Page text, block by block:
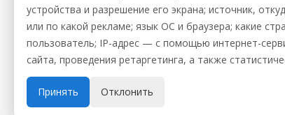
устройства и разрешение его экрана; источник,
или по какой рекламе; язык ОС и браузера; какие
пользователь; IP-адрес — с помощью интернет-
сайта, проведения ретаргетинга, а также
Принять Отклонить